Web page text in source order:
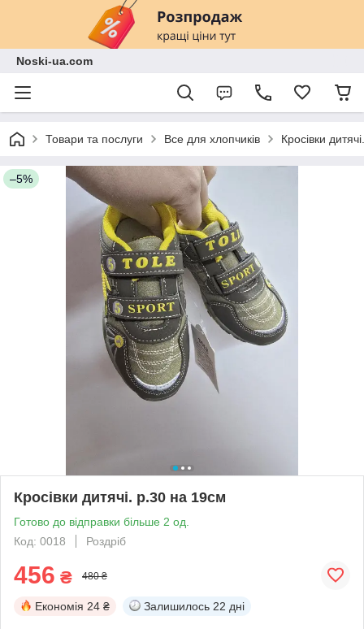
Noski-ua.com
Товари та послуги Все для хлопчиків Кросівки
–5%
Кросівки дитячі. р.30 на 19см
Готово до відправки більше 2 од.
Код: 0018
Роздріб
456 ₴ 480 ₴
Економія 24 ₴ Залишилось 22 дні